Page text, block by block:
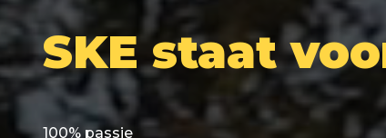
SKE staat
100% passie